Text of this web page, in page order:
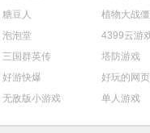
糖豆人 植物大战
泡泡堂 4399云游
三国群英传 塔防游戏
好游快爆 好玩的网
无敌版小游戏 单人游戏